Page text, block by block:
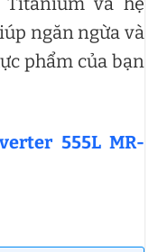
ngăn ngừa và
phẩm của bạn
555L MR-